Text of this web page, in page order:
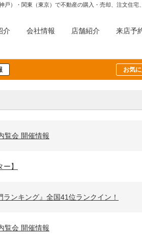
戸）・関東（東京）で不動産の購入・売却、注文住
介 会社情報 店舗紹介 来店予
お気
覧会 開催情報
】
ンキング』全国41位ランクイン！
覧会 開催情報